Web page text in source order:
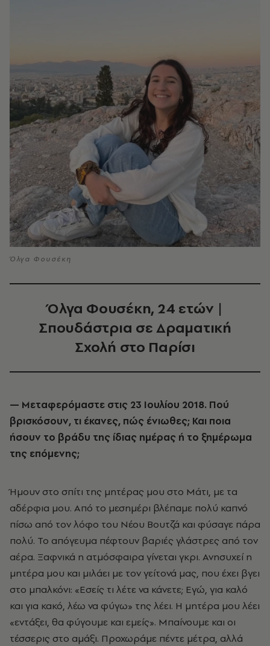
Όλγα Φουσέκη
Όλγα Φουσέκη, 24 ετών |
Σπουδάστρια σε Δραματική
Σχολή στο Παρίσι
Μεταφερόμαστε στις 23 Ιουλίου 2018. Πού
βρισκόσουν, τι έκανες, πώς ένιωθες; Και ποια
ήσουν το βράδυ της ίδιας ημέρας ή το ξημέρωμα
της επόμενης;
Ήμουν στο σπίτι της μητέρας μου στο Μάτι, με τα
αδέρφια μου. Από το μεσημέρι βλέπαμε πολύ καπνό
πίσω από τον λόφο του Νέου Βουτζά και φύσαγε πάρα
πολύ. Το απόγευμα πέφτουν βαριές γλάστρες από τον
αέρα. Ξαφνικά η ατμόσφαιρα γίνεται γκρι. Ανησυχεί η
μητέρα μου και μιλάει με τον γείτονά μας, που έχει βγει
στο μπαλκόνι: «Εσείς τι λέτε να κάνετε; Εγώ, για καλό
και για κακό, λέω να φύγω» της λέει. Η μητέρα μου λέει
«εντάξει, θα φύγουμε και εμείς». Μπαίνουμε και οι
τέσσερις στο αμάξι. Προχωράμε πέντε μέτρα, αλλά